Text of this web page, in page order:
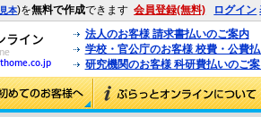
見本)を無料で作成できます 会員登録(無料) ログイン
法人のお客様 請求書払いのご案内
学校・官公庁のお客様 校費・公費
研究機関のお客様 科研費払いのご